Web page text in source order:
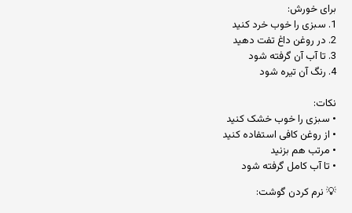
برای خورش:
1. سبزی را خوب خرد کنید
2. در روغن داغ تفت دهید
3. تا آب آن گرفته شود
4. رنگ آن تیره شود
نکات:
• سبزی را خوب خشک کنید
• از روغن کافی استفاده کنید
• مرتب هم بزنید
• تا آب کامل گرفته شود
💡 نرم کردن گوشت: